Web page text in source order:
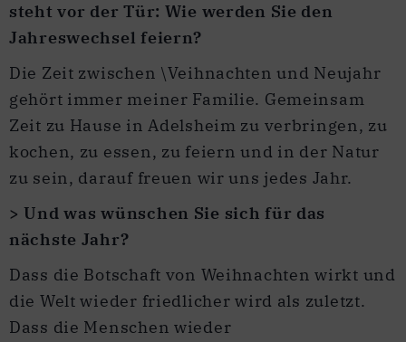
steht vor der Tür: Wie werden Sie den
Jahreswechsel feiern?
Die Zeit zwischen \Veihnachten und Neujahr
gehört immer meiner Familie. Gemeinsam
Zeit zu Hause in Adelsheim zu verbringen, zu
kochen, zu essen, zu feiern und in der Natur
zu sein, darauf freuen wir uns jedes Jahr.
> Und was wünschen Sie sich für das
nächste Jahr?
Dass die Botschaft von Weihnachten wirkt und
die Welt wieder friedlicher wird als zuletzt.
Dass die Menschen wieder